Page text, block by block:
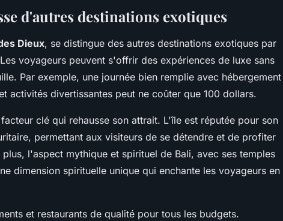
d'autres destinations exotiques
Dieux, se distingue des autres destinations exotiques par
voyageurs peuvent s'offrir des expériences de luxe sans
Par exemple, une journée bien remplie avec hébergement
activités divertissantes peut ne coûter que 100 dollars.
clé qui rehausse son attrait. L'île est réputée pour son
permettant aux visiteurs de se détendre et de profiter
l'aspect mythique et spirituel de Bali, avec ses temples
dimension spirituelle unique qui enchante les voyageurs en
et restaurants de qualité pour tous les budgets.